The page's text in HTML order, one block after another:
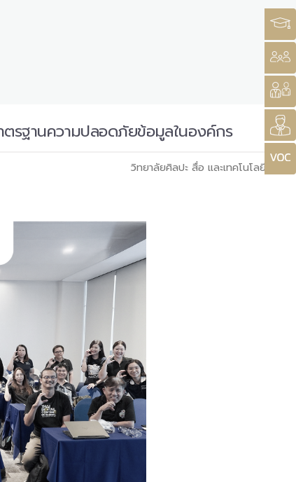
ตรฐานความปลอดภัยข้อมูลในองค์กร
วิทยาลัยศิลปะ สื่อ และเทคโนโลยี